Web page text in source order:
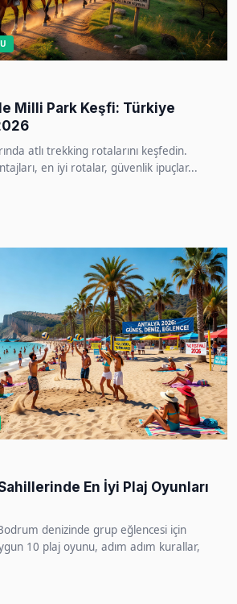
Milli Park Keşfi: Türkiye
atlı trekking rotalarını keşfedin.
en iyi rotalar, güvenlik ipuçlar...
En İyi Plaj Oyunları
denizinde grup eğlencesi için
10 plaj oyunu, adım adım kurallar,